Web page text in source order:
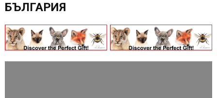
БЪЛГАРИЯ